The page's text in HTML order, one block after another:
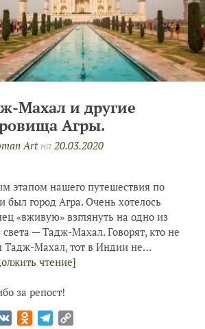
Махал и другие
Агры.
Artна 20.03.2020
этапом нашего путешествия по
был город Агра. Очень хотелось
«вживую» взглянуть на одно из
света — Тадж-Махал. Говорят, кто не
Тадж-Махал, тот в Индии не…
чтение]
за репост!
VK Odnoklassniki
Telegram